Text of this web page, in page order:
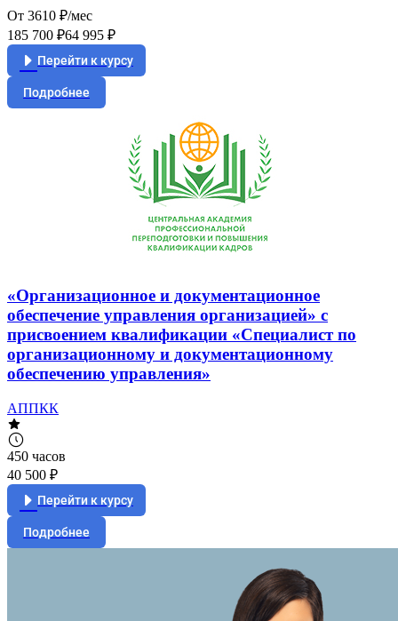
От 3610 ₽/мес
185 700 ₽64 995 ₽
Перейти к курсу
Подробнее
«Организационное и документационное
обеспечение управления организацией» с
присвоением квалификации «Специалист по
организационному и документационному
обеспечению управления»
АППКК
450 часов
40 500 ₽
Перейти к курсу
Подробнее